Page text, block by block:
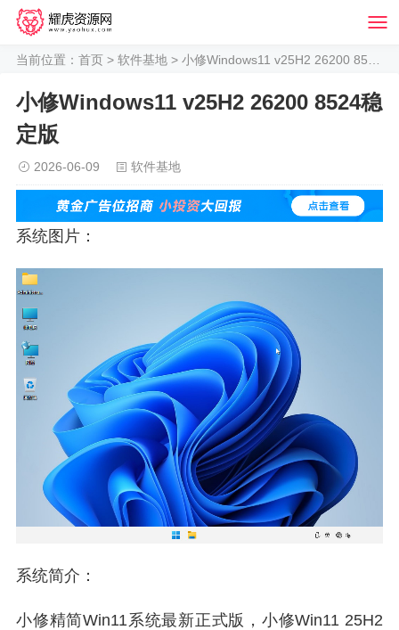
当前位置： 首页 > 软件基地 > 小修Windows11 v25H2 26200 8524稳定版
小修Windows11 v25H2 26200 8524稳
定版
2026-06-09 软件基地
系统图片：
系统简介：
小修精简Win11系统最新正式版，小修Win11 25H2